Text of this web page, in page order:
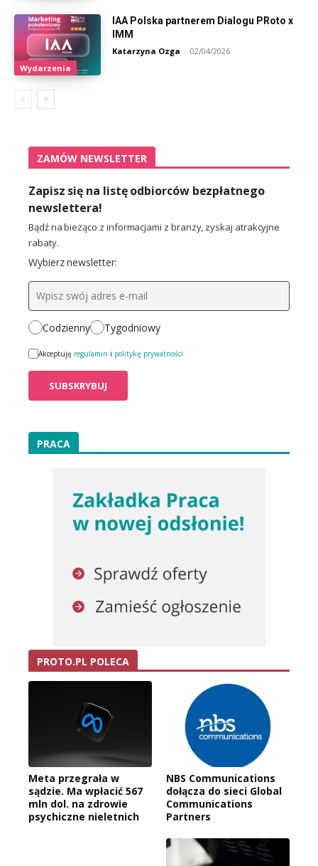
Wydarzenia
IAA Polska partnerem Dialogu PRoto x
IMM
Katarzyna Ozga - 02/04/2026
ZAMÓW NEWSLETTER
Zapisz się na listę odbiorców bezpłatnego
newslettera!
Bądź na bieżąco z informacjami z branży, zyskaj atrakcyjne
rabaty.
Wybierz newsletter:
Codzienny Tygodniowy
Akceptuję regulamin i politykę prywatności
PRACA
PROTO.PL POLECA
Meta przegrała w
sądzie. Ma wpłacić 567
mln dol. na zdrowie
psychiczne nieletnich
NBS Communications
dołącza do sieci Global
Communications
Partners